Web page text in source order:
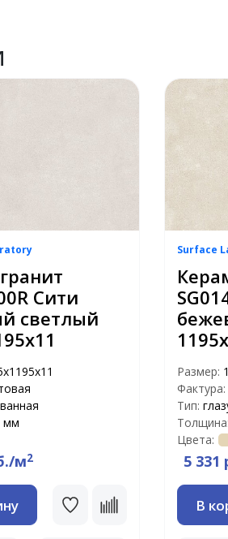
Сити
светлый
мм
м2
Surface
Размер:
Фактура:
Тип:
Толщина:
Цвета:
5 331
В